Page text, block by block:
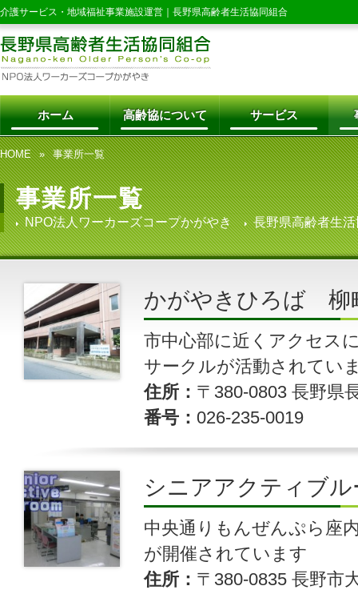
介護サービス・地域福祉事業施設運営｜ 長野県高齢者生活協同組合
ホーム 高齢協について サービス
HOME 事業所一覧
事業所一覧
NPO法人ワーカーズコープかがやき 長野県高齢者生
かがやきひろば 柳
市中心部に近くアクセス
サークルが活動されてい
住所
〒380-0803 長野県
番号
026-235-0019
シニアアクティブル
中央通りもんぜんぷら座
が開催されています
住所
〒380-0835 長野市